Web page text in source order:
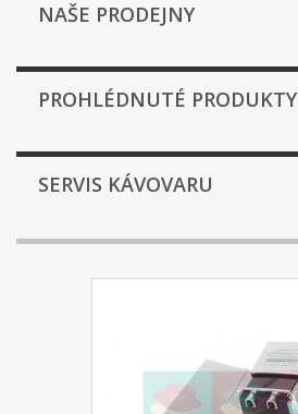
NAŠE PRODEJNY
PROHLÉDNUTÉ PRODUKTY
SERVIS KÁVOVARU